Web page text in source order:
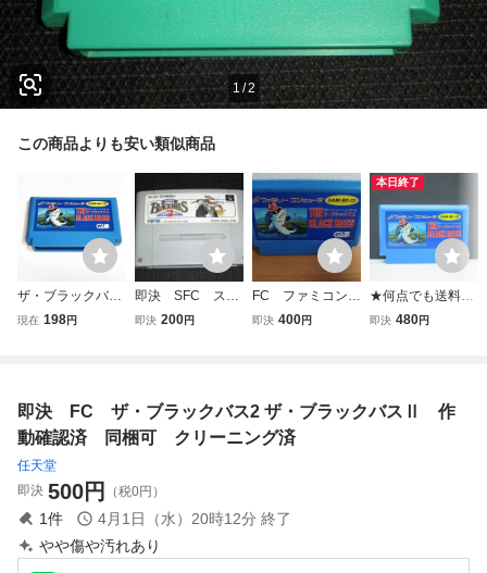
1/2
この商品よりも安い類似商品
ザ・ブラックバス
【動作確認済】８
現在 198円
即決 SFC スー
パーブラックバス
即決 200円
FC ファミコン
ザ・ブラックバ
即決 400円
本日終了
★何点でも送料１
８５円★ ザ・ブラ
即決 480円
即決 FC ザ・ブラックバス2 ザ・ブラックバスⅡ 作
動確認済 同梱可 クリーニング済
任天堂
即決 500円 （税0円）
1件 4月1日（水）20時12分 終了
やや傷や汚れあり